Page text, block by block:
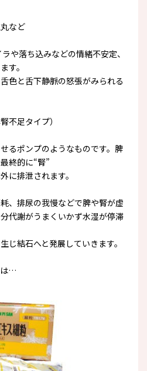
など
や落ち込みなどの情緒不安定、
す。
色と舌下静脈の怒張がみられる
足タイプ）
るポンプのようなものです。脾
終的に“腎”
に排泄されます。
、排尿の我慢などで脾や腎が虚
代謝がうまくいかず水湿が停滞
じ結石へと発展していきます。
は…